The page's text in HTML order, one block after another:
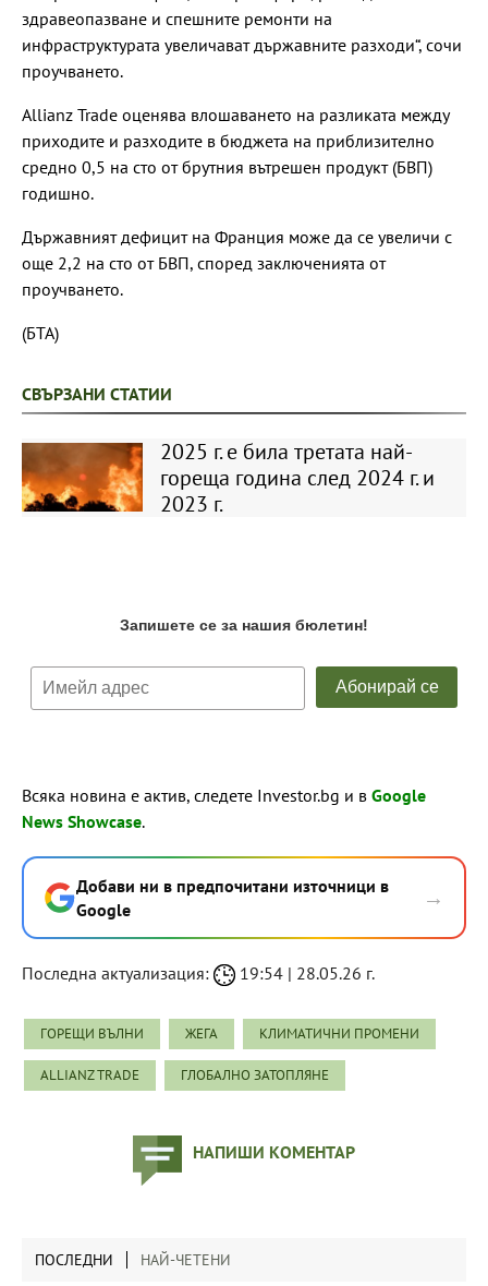
здравеопазване и спешните ремонти на
инфраструктурата увеличават държавните разходи“, сочи
проучването.
Allianz Trade оценява влошаването на разликата между
приходите и разходите в бюджета на приблизително
средно 0,5 на сто от брутния вътрешен продукт (БВП)
годишно.
Държавният дефицит на Франция може да се увеличи с
още 2,2 на сто от БВП, според заключенията от
проучването.
(БТА)
СВЪРЗАНИ СТАТИИ
2025 г. е била третата най-
гореща година след 2024 г. и
2023 г.
Всяка новина е актив, следете Investor.bg и в Google
News Showcase.
Добави ни в предпочитани източници в
Google
→
Последна актуализация: 19:54 | 28.05.26 г.
ГОРЕЩИ ВЪЛНИ ЖЕГА КЛИМАТИЧНИ ПРОМЕНИ
ALLIANZ TRADE ГЛОБАЛНО ЗАТОПЛЯНЕ
НАПИШИ КОМЕНТАР
ПОСЛЕДНИ НАЙ-ЧЕТЕНИ